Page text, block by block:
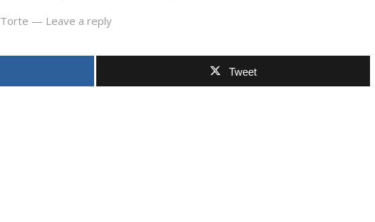
Torte — Leave a reply
Tweet